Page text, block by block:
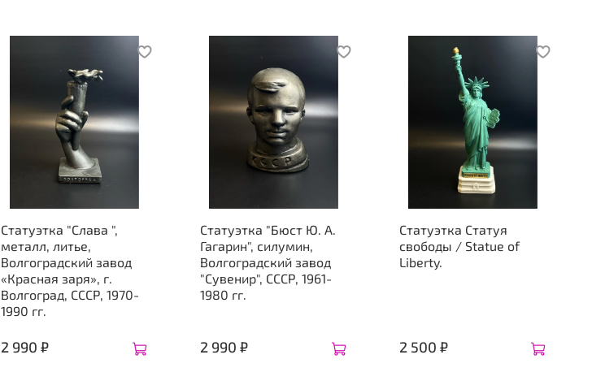
Статуэтка "Слава ",
металл, литье,
Волгоградский завод
«Красная заря», г.
Волгоград, СССР, 1970-
1990 гг.
2 990 ₽
Статуэтка "Бюст Ю. А.
Гагарин", силумин,
Волгоградский завод
"Сувенир", СССР, 1961-
1980 гг.
2 990 ₽
Статуэтка Статуя
свободы / Statue of
Liberty.
2 500 ₽